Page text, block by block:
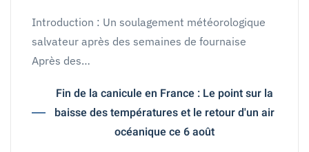
Introduction : Un soulagement météorologique
salvateur après des semaines de fournaise
Après des…
Fin de la canicule en France : Le point sur la
baisse des températures et le retour d'un air
océanique ce 6 août